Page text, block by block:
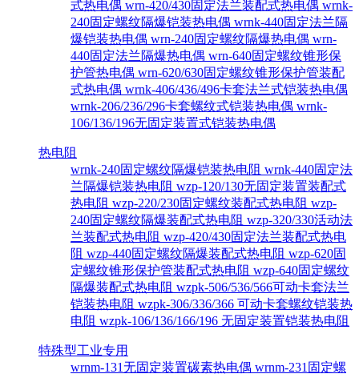
式热电偶 wrn-420/430固定法兰装配式热电偶 wrnk-
240固定螺纹隔爆铠装热电偶 wrnk-440固定法兰隔
爆铠装热电偶 wrn-240固定螺纹隔爆热电偶 wrn-
440固定法兰隔爆热电偶 wrn-640固定螺纹锥形保
护管热电偶 wrn-620/630固定螺纹锥形保护管装配
式热电偶 wrnk-406/436/496卡套法兰式铠装热电偶
wrnk-206/236/296卡套螺纹式铠装热电偶 wrnk-
106/136/196无固定装置式铠装热电偶
热电阻
wrnk-240固定螺纹隔爆铠装热电阻 wrnk-440固定法
兰隔爆铠装热电阻 wzp-120/130无固定装置装配式
热电阻 wzp-220/230固定螺纹装配式热电阻 wzp-
240固定螺纹隔爆装配式热电阻 wzp-320/330活动法
兰装配式热电阻 wzp-420/430固定法兰装配式热电
阻 wzp-440固定螺纹隔爆装配式热电阻 wzp-620固
定螺纹锥形保护管装配式热电阻 wzp-640固定螺纹
隔爆装配式热电阻 wzpk-506/536/566可动卡套法兰
铠装热电阻 wzpk-306/336/366 可动卡套螺纹铠装热
电阻 wzpk-106/136/166/196 无固定装置铠装热电阻
特殊型工业专用
wrnm-131无固定装置碳素热电偶 wrnm-231固定螺